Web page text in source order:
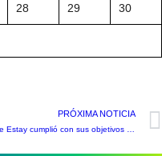
28 29 30
PRÓXIMA NOTICIA